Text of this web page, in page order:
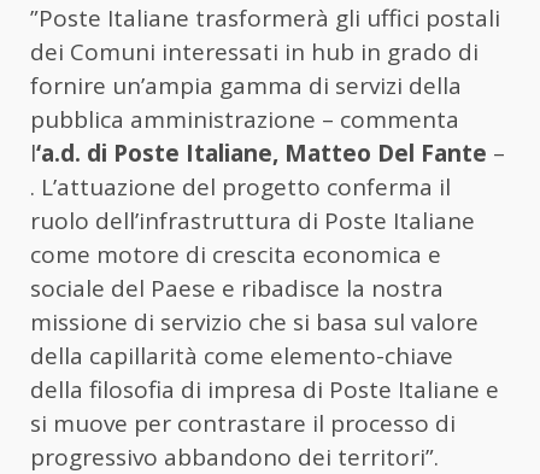
”Poste Italiane trasformerà gli uffici postali
dei Comuni interessati in hub in grado di
fornire un’ampia gamma di servizi della
pubblica amministrazione – commenta
l‘a.d. di Poste Italiane, Matteo Del Fante –
. L’attuazione del progetto conferma il
ruolo dell’infrastruttura di Poste Italiane
come motore di crescita economica e
sociale del Paese e ribadisce la nostra
missione di servizio che si basa sul valore
della capillarità come elemento-chiave
della filosofia di impresa di Poste Italiane e
si muove per contrastare il processo di
progressivo abbandono dei territori”.